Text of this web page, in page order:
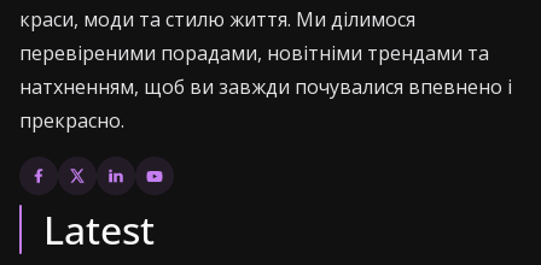
краси, моди та стилю життя. Ми ділимося
перевіреними порадами, новітніми трендами та
натхненням, щоб ви завжди почувалися впевнено і
прекрасно.
Latest